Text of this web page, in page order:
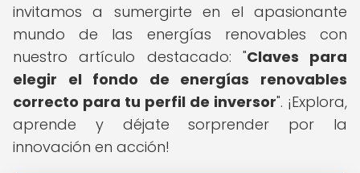
invitamos a sumergirte en el apasionante
mundo de las energías renovables con
nuestro artículo destacado: "Claves para
elegir el fondo de energías renovables
correcto para tu perfil de inversor". ¡Explora,
aprende y déjate sorprender por la
innovación en acción!